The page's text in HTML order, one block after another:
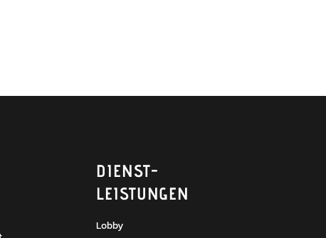
DIENST­
LEISTUNGEN
Lobby